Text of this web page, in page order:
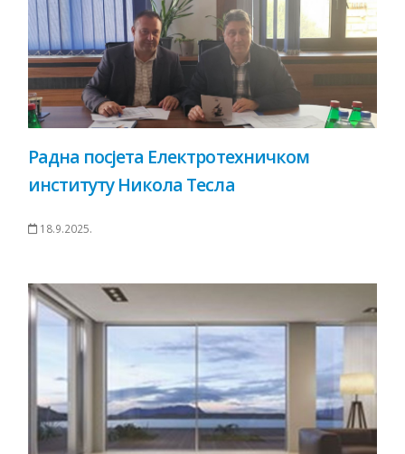
Радна посјета Електротехничком
институту Никола Тесла
18.9.2025.